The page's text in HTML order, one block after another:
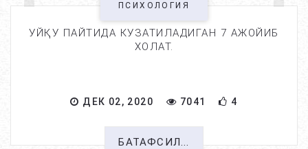
ПСИХОЛОГИЯ
УЙҚУ ПАЙТИДА КУЗАТИЛАДИГАН 7 АЖОЙИБ
ХОЛАТ.
ДЕК 02, 2020 7041 4
БАТАФСИЛ...